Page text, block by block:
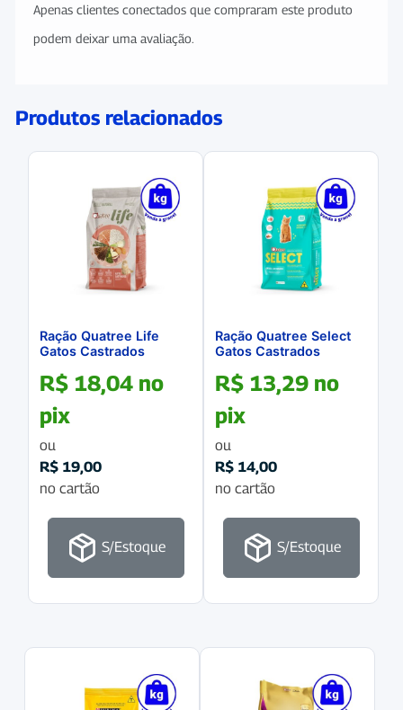
Apenas clientes conectados que compraram este produto
podem deixar uma avaliação.
Produtos relacionados
Ração Quatree Life
Gatos Castrados
Granel
R$ 18,04 no
pix
ou
R$ 19,00
no cartão
S/Estoque
Ração Quatree Select
Gatos Castrados
GRANEL
R$ 13,29 no
pix
ou
R$ 14,00
no cartão
S/Estoque